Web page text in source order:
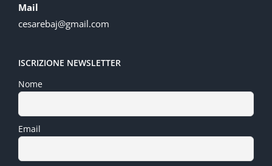
Mail
cesarebaj@gmail.com
ISCRIZIONE NEWSLETTER
Nome
Email